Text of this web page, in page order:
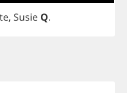
, Susie Q.